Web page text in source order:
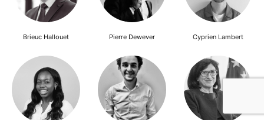
Brieuc Hallouet Pierre Dewever Cyprien Lambert